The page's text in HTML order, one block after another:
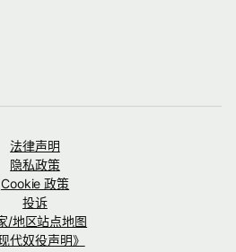
法律声明
隐私政策
Cookie 政策
投诉
/地区站点地图
代奴役声明》